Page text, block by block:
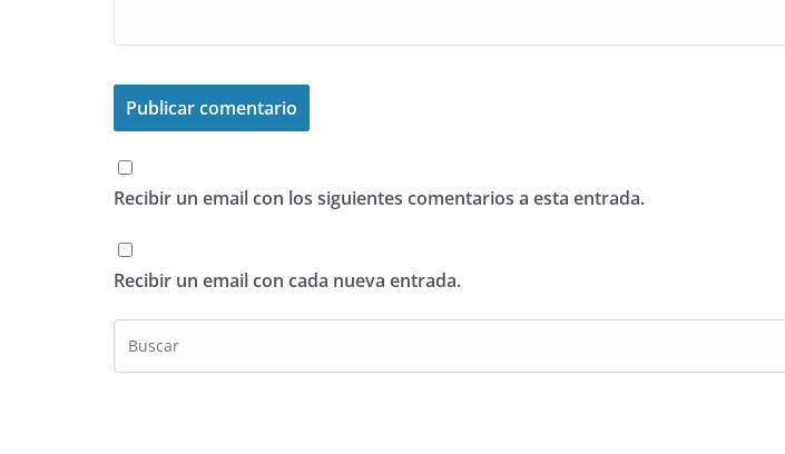
Recibir un email con los siguientes comentarios a esta entrada.
Recibir un email con cada nueva entrada.